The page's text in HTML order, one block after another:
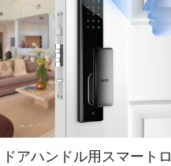
ドアハンドル用スマートロ